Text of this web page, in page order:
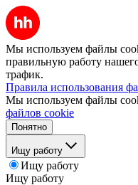
Мы используем файлы
правильную работу
трафик.
Правила использования
Мы используем файлы
файлов cookie
Понятно
Ищу работу
Ищу работу
Ищу работу